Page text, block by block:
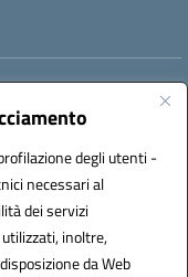
degli utenti -
necessari al
dei servizi
inoltre,
da Web
lzcc